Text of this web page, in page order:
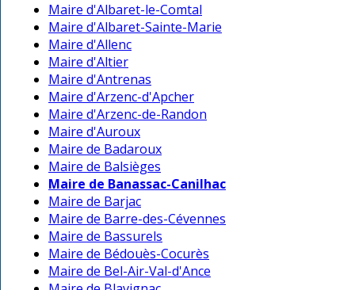
Maire d'Albaret-le-Comtal
Maire d'Albaret-Sainte-Marie
Maire d'Allenc
Maire d'Altier
Maire d'Antrenas
Maire d'Arzenc-d'Apcher
Maire d'Arzenc-de-Randon
Maire d'Auroux
Maire de Badaroux
Maire de Balsièges
Maire de Banassac-Canilhac
Maire de Barjac
Maire de Barre-des-Cévennes
Maire de Bassurels
Maire de Bédouès-Cocurès
Maire de Bel-Air-Val-d'Ance